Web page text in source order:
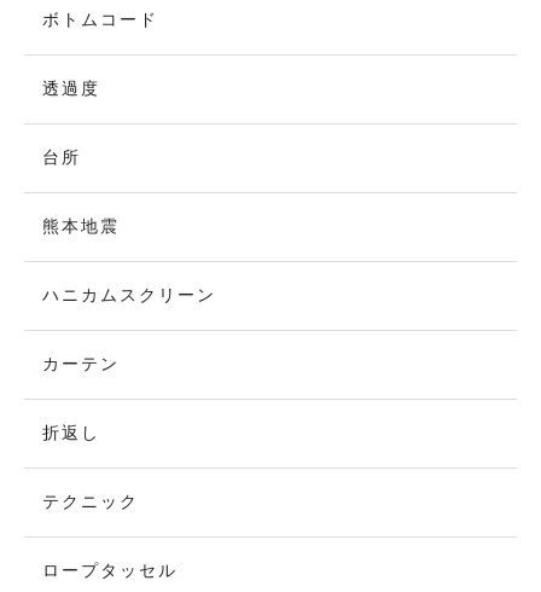
ボトムコード
透過度
台所
熊本地震
ハニカムスクリーン
カーテン
折返し
テクニック
ロープタッセル